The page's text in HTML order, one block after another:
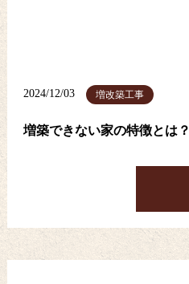
2024/12/03 増改築工事
増築できない家の特徴とは？